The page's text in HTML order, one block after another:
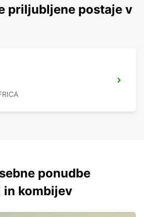
priljubljene postaje v
ponudbe
in kombijev